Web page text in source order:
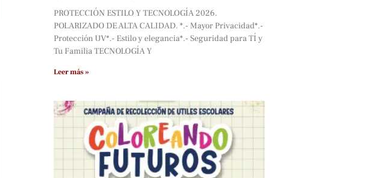
PROTECCIÓN ESTILO Y TECNOLOGÍA 2026.
POLARIZADO DE ALTA CALIDAD. *.- Mayor Privacidad*.-
Protección UV*.- Estilo y elegancia*.- Seguridad para TÍ y
Tu Familia TECNOLOGÍA Y
Leer más »